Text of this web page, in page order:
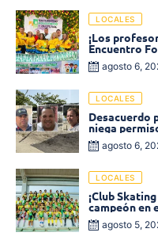
LOCALES
¡Los
Encuentro
2026 en
agosto 6,
LOCALES
Desacuerdo
niega
agosto 6,
LOCALES
¡Club
campeón en
«Soledad
agosto 5,